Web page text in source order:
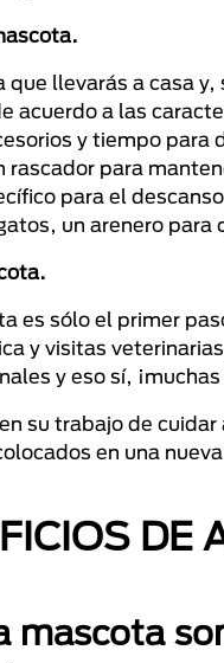
llevarás a casa
a las
y tiempo
para
para el
un arenero
es sólo el primer
y visitas
y eso sí,
su trabajo de
en una
DE
mascota